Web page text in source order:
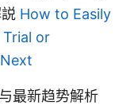
How to Easily
or
最新趋势解析